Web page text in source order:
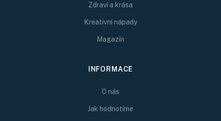
Zdraví a krása
Kreativní nápady
Magazín
INFORMACE
O nás
Jak hodnotíme